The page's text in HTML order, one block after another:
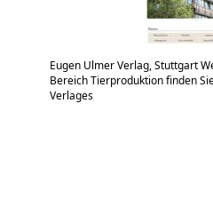
Eugen Ulmer Verlag, Stuttgart
Bereich Tierproduktion finden
Verlages